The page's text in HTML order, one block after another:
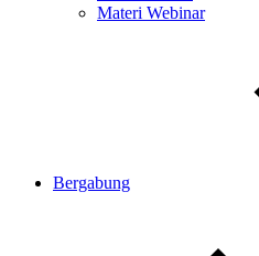
Materi Webinar
Bergabung